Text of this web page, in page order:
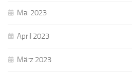
Mai 2023
April 2023
März 2023